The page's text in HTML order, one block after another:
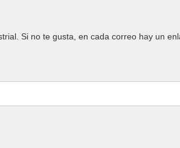
Si no te gusta, en cada correo hay un